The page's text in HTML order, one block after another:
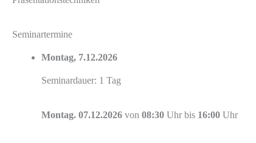
Seminartermine
Montag, 7.12.2026
Seminardauer: 1 Tag
Montag. 07.12.2026 von 08:30 Uhr bis 16:00 Uhr